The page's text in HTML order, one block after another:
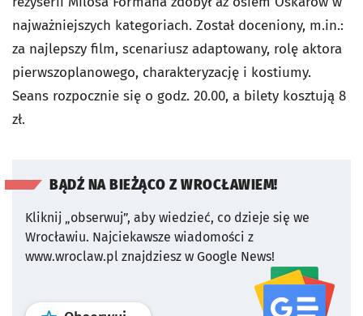
najważniejszych kategoriach. Został doceniony, m.in.:
za najlepszy film, scenariusz adaptowany, rolę aktora
pierwszoplanowego, charakteryzację i kostiumy.
Seans rozpocznie się o godz. 20.00, a bilety kosztują 8
zł.
BĄDŹ NA BIEŻĄCO Z WROCŁAWIEM!
Kliknij „obserwuj”, aby wiedzieć, co dzieje się we
Wrocławiu. Najciekawsze wiadomości z
www.wroclaw.pl znajdziesz w Google News!